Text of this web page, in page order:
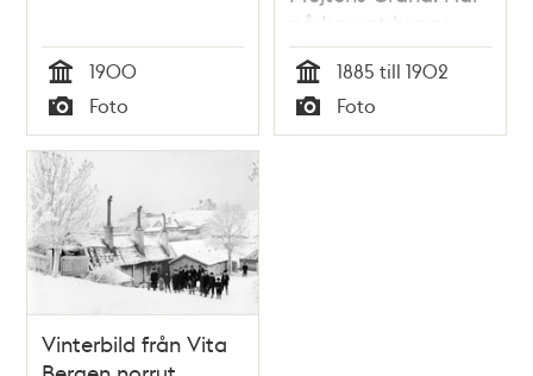
Tid
1900
Typ
Foto
på berget byggs
Sofia kyrka 1902-
1906. Katarina
kyrkas torn ses t.v. i
fonden
Tid
1885 till 1902
Typ
Foto
Vinterbild från Vita